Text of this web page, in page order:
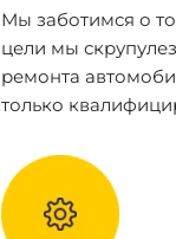
Мы заботимся о
цели мы
ремонта
только